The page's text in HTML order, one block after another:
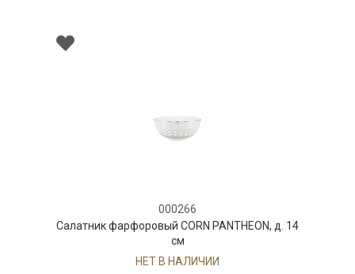
000266
Салатник фарфоровый CORN PANTHEON, д. 14
см
НЕТ В НАЛИЧИИ